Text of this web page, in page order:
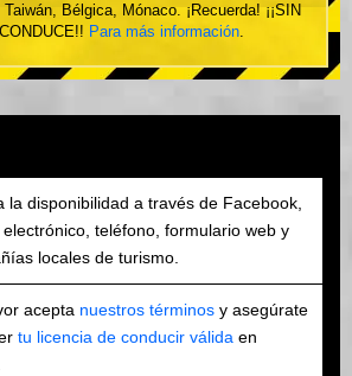
Bélgica, Mónaco. ¡Recuerda! ¡¡SIN
Para más información.
la disponibilidad a través de Facebook,
teléfono, formulario web y
locales de turismo.
acepta nuestros términos y asegúrate
tu licencia de conducir válida en